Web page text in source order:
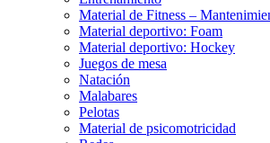
Material de Fitness –
Material deportivo: Foam
Material deportivo: Hockey
Juegos de mesa
Natación
Malabares
Pelotas
Material de psicomotricidad